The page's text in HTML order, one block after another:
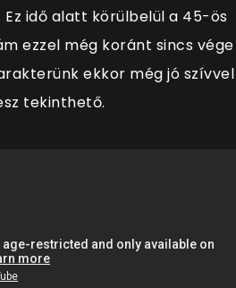
Ez idő alatt körülbelül a 45-ös
ezzel még koránt sincs vége
ekkor még jó szívvel
tekinthető.